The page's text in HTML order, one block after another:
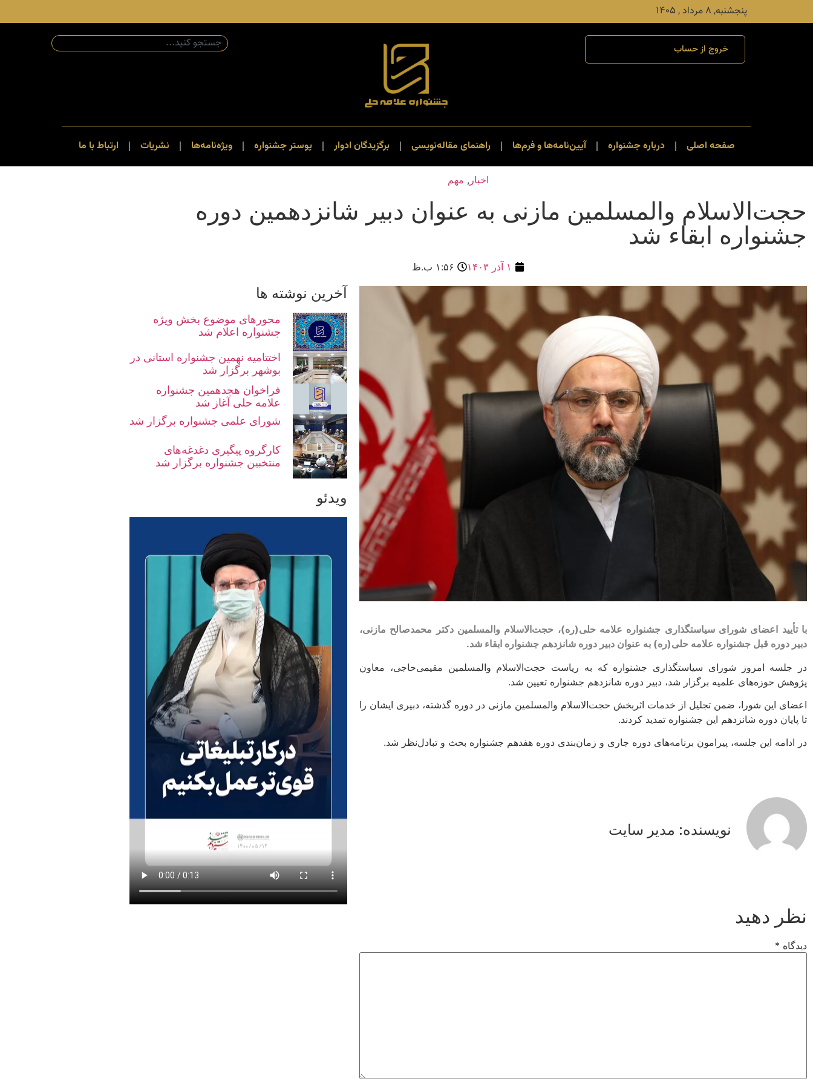
پنجشنبه, ۸ مرداد , ۱۴۰۵
خروج از حساب
صفحه اصلی درباره جشنواره آیین‌نامه‌ها و فرم‌ها راهنمای مقاله‌نویسی برگزیدگان ادوار پوستر جشنواره ویژه‌نامه‌ها نشریات ارتباط با ما
اخبار , مهم
حجت‌الاسلام والمسلمین مازنی به عنوان دبیر شانزدهمین دوره
جشنواره ابقاء شد
۱ آذر ۱۴۰۳ ۱:۵۶ ب.ظ
با تأیید اعضای شورای سیاستگذاری جشنواره علامه حلی(ره)، حجت‌الاسلام والمسلمین دکتر محمدصالح مازنی،
دبیر دوره قبل جشنواره علامه حلی(ره) به عنوان دبیر دوره شانزدهم جشنواره ابقاء شد.
در جلسه امروز شورای سیاستگذاری جشنواره که به ریاست حجت‌الاسلام والمسلمین مقیمی‌حاجی، معاون
پژوهش حوزه‌های علمیه برگزار شد، دبیر دوره شانزدهم جشنواره تعیین شد.
اعضای این شورا، ضمن تجلیل از خدمات اثربخش حجت‌الاسلام والمسلمین مازنی در دوره گذشته، دبیری ایشان را
تا پایان دوره شانزدهم این جشنواره تمدید کردند.
در ادامه این جلسه، پیرامون برنامه‌های دوره جاری و زمان‌بندی دوره هفدهم جشنواره بحث و تبادل‌نظر شد.
نویسنده: مدیر سایت
نظر دهید
دیدگاه *
آخرین نوشته ها
محورهای موضوع بخش ویژه
جشنواره اعلام شد
اختتامیه نهمین جشنواره استانی در
بوشهر برگزار شد
فراخوان هجدهمین جشنواره
علامه حلی آغاز شد
شورای علمی جشنواره برگزار شد
کارگروه پیگیری دغدغه‌های
منتخبین جشنواره برگزار شد
ویدئو